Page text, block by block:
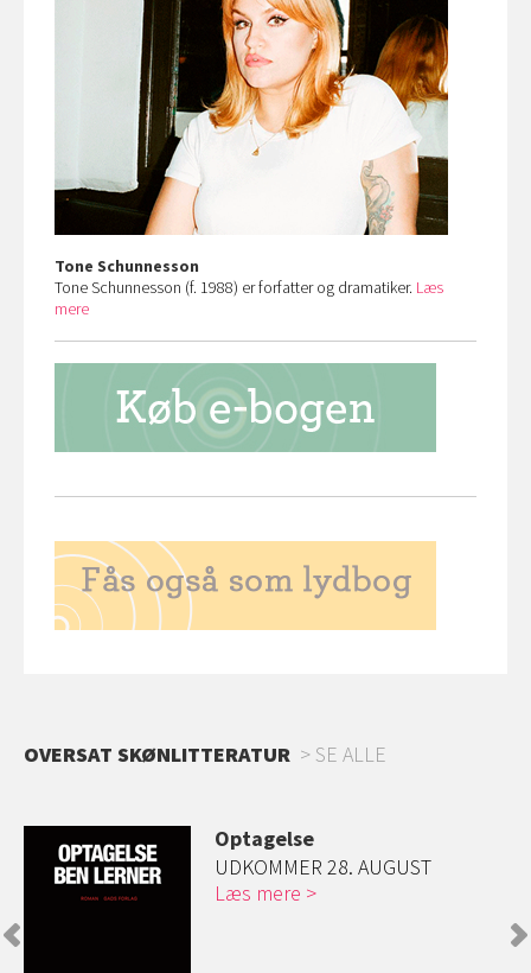
Tone Schunnesson
Tone Schunnesson (f. 1988) er forfatter og dramatiker. Læs
mere
OVERSAT SKØNLITTERATUR SE ALLE
Optagelse
UDKOMMER 28. AUGUST
Læs mere